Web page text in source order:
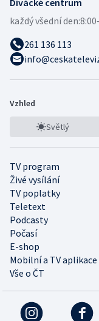
každý všední den:
261 136 113
Vzhled
Světlý
TV program
Živé vysílání
TV poplatky
Teletext
Podcasty
Počasí
E-shop
Mobilní a TV aplikace
Vše o ČT